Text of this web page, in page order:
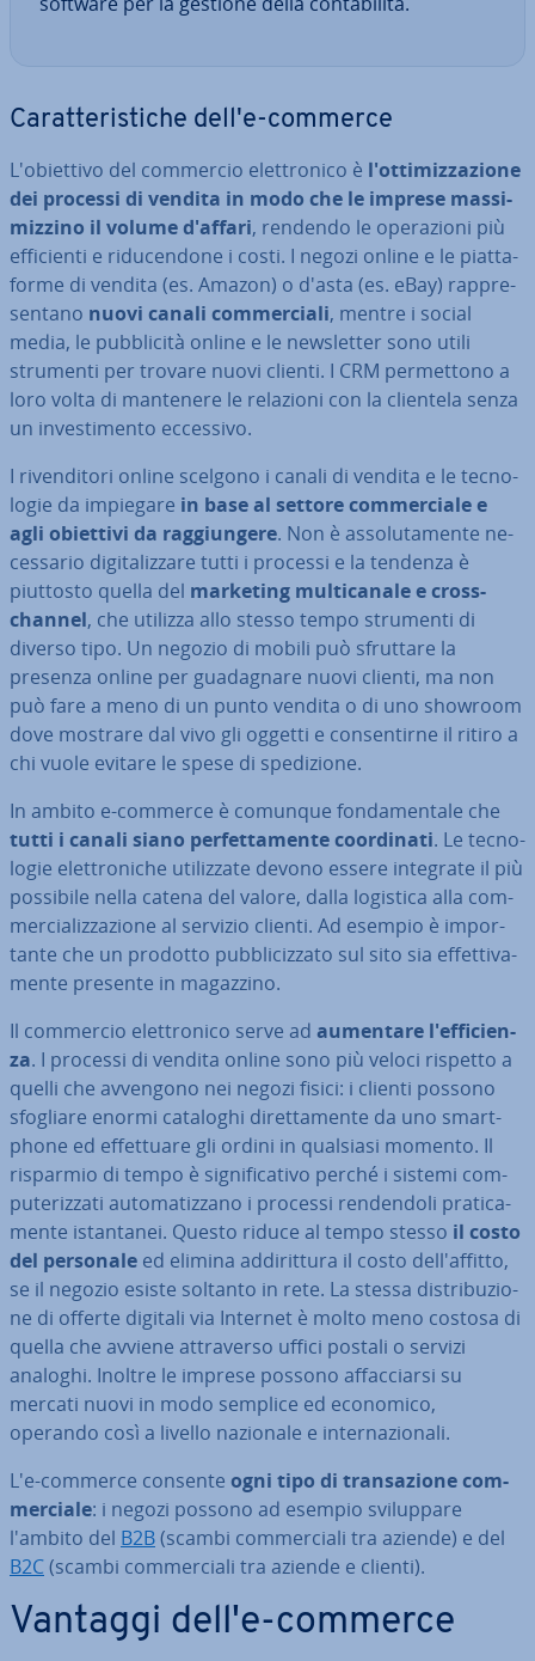
Ca­rat­te­ri­sti­che dell'e-commerce
L'o­biet­ti­vo del commercio elet­tro­ni­co è l'ot­ti­miz­za­zio­ne
dei processi di vendita in modo che le imprese mas­si­
miz­zi­no il volume d'affari, rendendo le ope­ra­zio­ni più
ef­fi­cien­ti e ri­du­cen­do­ne i costi. I negozi online e le piat­ta­
for­me di vendita (es. Amazon) o d'asta (es. eBay) rap­pre­
sen­ta­no nuovi canali com­mer­cia­li, mentre i social
media, le pub­bli­ci­tà online e le new­slet­ter sono utili
strumenti per trovare nuovi clienti. I CRM per­met­to­no a
loro volta di mantenere le relazioni con la clientela senza
un in­ve­sti­men­to eccessivo.
I ri­ven­di­to­ri online scelgono i canali di vendita e le tec­no­
lo­gie da impiegare in base al settore com­mer­cia­le e
agli obiettivi da rag­giun­ge­re. Non è as­so­lu­ta­men­te ne­
ces­sa­rio di­gi­ta­liz­za­re tutti i processi e la tendenza è
piuttosto quella del marketing mul­ti­ca­na­le e cross-
channel, che utilizza allo stesso tempo strumenti di
diverso tipo. Un negozio di mobili può sfruttare la
presenza online per gua­da­gna­re nuovi clienti, ma non
può fare a meno di un punto vendita o di uno showroom
dove mostrare dal vivo gli oggetti e con­sen­tir­ne il ritiro a
chi vuole evitare le spese di spe­di­zio­ne.
In ambito e-commerce è comunque fon­da­men­ta­le che
tutti i canali siano per­fet­ta­men­te coor­di­na­ti. Le tec­no­
lo­gie elet­tro­ni­che uti­liz­za­te devono essere integrate il più
possibile nella catena del valore, dalla logistica alla com­
mer­cia­liz­za­zio­ne al servizio clienti. Ad esempio è im­por­
tan­te che un prodotto pub­bli­ciz­za­to sul sito sia ef­fet­ti­va­
men­te presente in magazzino.
Il commercio elet­tro­ni­co serve ad aumentare l'ef­fi­cien­
za. I processi di vendita online sono più veloci rispetto a
quelli che avvengono nei negozi fisici: i clienti possono
sfogliare enormi cataloghi di­ret­ta­men­te da uno smart­
pho­ne ed ef­fet­tua­re gli ordini in qualsiasi momento. Il
risparmio di tempo è si­gni­fi­ca­ti­vo perché i sistemi com­
pu­te­riz­za­ti au­to­ma­tiz­za­no i processi ren­den­do­li pra­ti­ca­
men­te istan­ta­nei. Questo riduce al tempo stesso il costo
del personale ed elimina ad­di­rit­tu­ra il costo del­l'af­fit­to,
se il negozio esiste soltanto in rete. La stessa di­stri­bu­zio­
ne di offerte digitali via Internet è molto meno costosa di
quella che avviene at­tra­ver­so uffici postali o servizi
analoghi. Inoltre le imprese possono af­fac­ciar­si su
mercati nuovi in modo semplice ed economico,
operando così a livello nazionale e in­ter­na­zio­na­li.
L'e-commerce consente ogni tipo di tran­sa­zio­ne com­
mer­cia­le: i negozi possono ad esempio svi­lup­pa­re
l'ambito del B2B(scambi com­mer­cia­li tra aziende) e del
B2C(scambi com­mer­cia­li tra aziende e clienti).
Vantaggi dell'e-commerce